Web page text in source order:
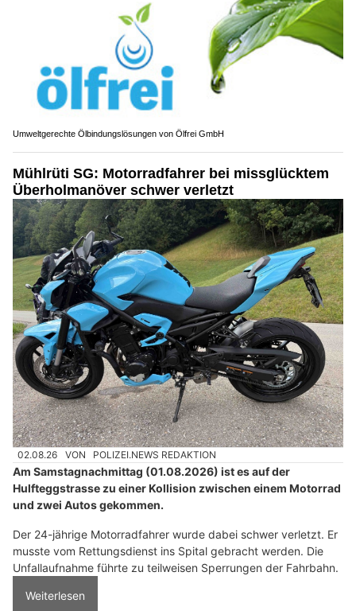
Umweltgerechte Ölbindungslösungen von Ölfrei GmbH
Mühlrüti SG: Motorradfahrer bei missglücktem
Überholmanöver schwer verletzt
02.08.26 VON POLIZEI.NEWS REDAKTION
Am Samstagnachmittag (01.08.2026) ist es auf der
Hulfteggstrasse zu einer Kollision zwischen einem Motorrad
und zwei Autos gekommen.
Der 24-jährige Motorradfahrer wurde dabei schwer verletzt. Er
musste vom Rettungsdienst ins Spital gebracht werden. Die
Unfallaufnahme führte zu teilweisen Sperrungen der Fahrbahn.
Weiterlesen